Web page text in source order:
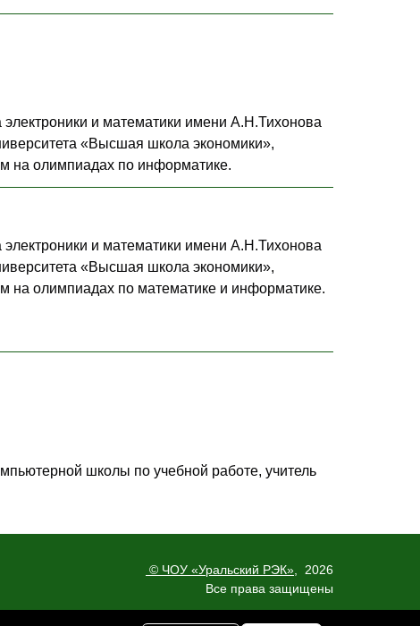
электроники и математики имени А.Н.Тихонова
«Высшая школа экономики»,
на олимпиадах по информатике.
электроники и математики имени А.Н.Тихонова
«Высшая школа экономики»,
на олимпиадах по математике и информатике.
школы по учебной работе, учитель
© ЧОУ «Уральский РЭК» , 2026
Все права защищены